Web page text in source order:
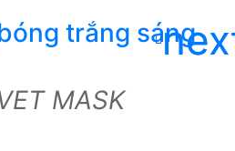
trắng sáng
MASK